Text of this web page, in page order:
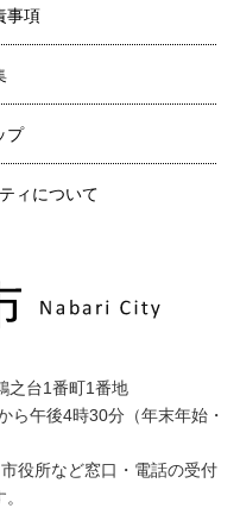
事項
プ
ィについて
台1番町1番地
ら午後4時30分（年末年始・
役所など窓口・電話の受付